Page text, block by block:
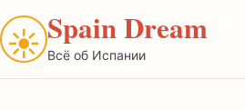
☀Spain Dream
Всё об Испании